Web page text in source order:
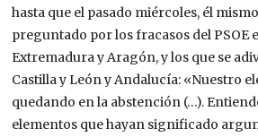
hasta que el pasado miércoles, él
preguntado por los fracasos del PSOE
Extremadura y Aragón, y los que se
Castilla y León y Andalucía: «Nuestro
quedando en la abstención (…).
elementos que hayan significado